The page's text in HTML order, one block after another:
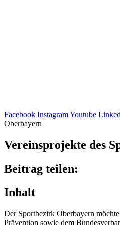
Facebook InstagramYoutube
Oberbayern
Vereins­pro­jekte des
Beitrag teilen:
Inhalt
Der Sport­be­zirk Ober­bay­ern
Präven­tion sowie dem